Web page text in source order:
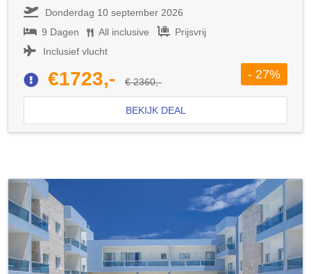
Donderdag 10 september 2026
9 Dagen
All inclusive
Prijsvrij
Inclusief vlucht
€1723,- € 2360,-
- 27%
BEKIJK DEAL